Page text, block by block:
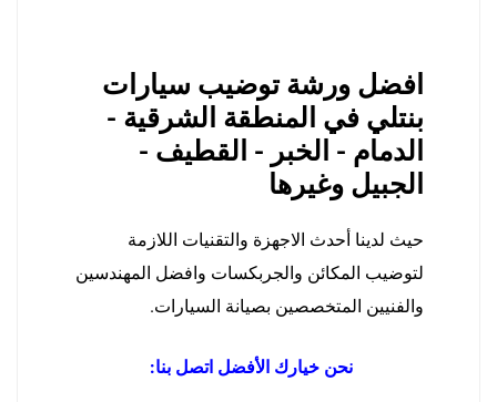
افضل ورشة توضيب سيارات
بنتلي في المنطقة الشرقية -
الدمام - الخبر - القطيف -
الجبيل وغيرها
حيث لدينا أحدث الاجهزة والتقنيات اللازمة
لتوضيب المكائن والجربكسات وافضل المهندسين
والفنيين المتخصصين بصيانة السيارات.
نحن خيارك الأفضل اتصل بنا: